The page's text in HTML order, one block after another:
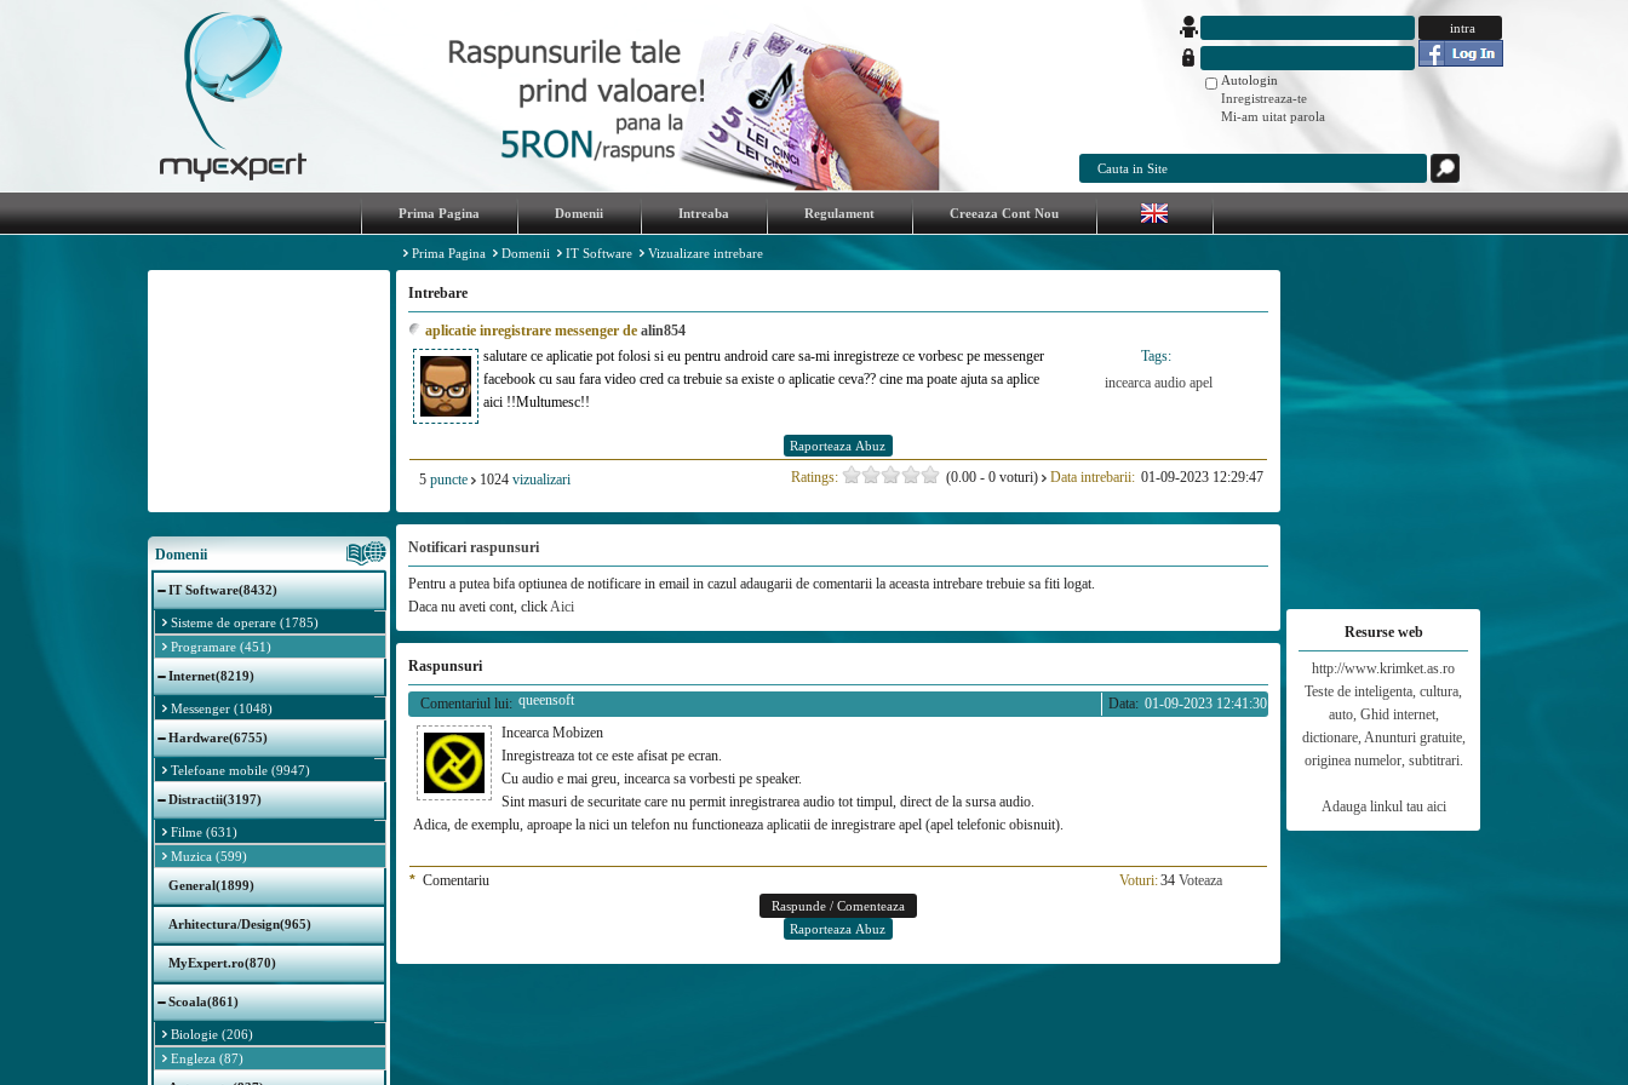
Autologin
Inregistreaza-te
Mi-am uitat parola
Prima Pagina Domenii Intreaba Regulament Creeaza Cont Nou
Domenii
IT Software(8432)
Sisteme de operare (1785)
Programare (451)
Internet(8219)
Messenger (1048)
Hardware(6755)
Telefoane mobile (9947)
Distractii(3197)
Filme (631)
Muzica (599)
General(1899)
Arhitectura/Design(965)
MyExpert.ro(870)
Scoala(861)
Biologie (206)
Engleza (87)
Prima Pagina Domenii IT Software Vizualizare intrebare
Intrebare
aplicatie inregistrare messenger de alin854
salutare ce aplicatie pot folosi si eu pentru android care sa-mi inregistreze ce vorbesc pe messenger
facebook cu sau fara video cred ca trebuie sa existe o aplicatie ceva?? cine ma poate ajuta sa aplice
aici !!Multumesc!!
Tags:
incearca audio apel
5 puncte 1024 vizualizari 01-09-2023 12:29:47
Data intrebarii:
(0.00 - 0 voturi)
Ratings:
Notificari raspunsuri
Pentru a putea bifa optiunea de notificare in email in cazul adaugarii de comentarii la aceasta intrebare trebuie sa fiti logat.
Daca nu aveti cont, clickAici
Raspunsuri
Comentariul lui: queensoft 01-09-2023 12:41:30
Data:
Incearca Mobizen
Inregistreaza tot ce este afisat pe ecran.
Cu audio e mai greu, incearca sa vorbesti pe speaker.
Sint masuri de securitate care nu permit inregistrarea audio tot timpul, direct de la sursa audio.
Adica, de exemplu, aproape la nici un telefon nu functioneaza aplicatii de inregistrare apel (apel telefonic obisnuit).
* Comentariu Voturi:34 Voteaza
Resurse web
http://www.krimket.as.ro
Teste de inteligenta, cultura,
auto, Ghid internet,
dictionare, Anunturi gratuite,
originea numelor, subtitrari.
Adauga linkul tau aici